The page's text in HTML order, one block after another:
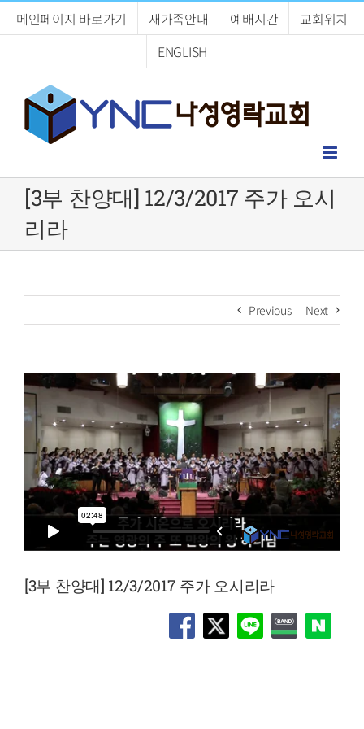
메인페이지 바로가기 새가족안내 예배시간
교회위치
ENGLISH
[3부 찬양대] 12/3/2017 주가 오시
리라
Previous Next
[3부 찬양대] 12/3/2017 주가 오시리라